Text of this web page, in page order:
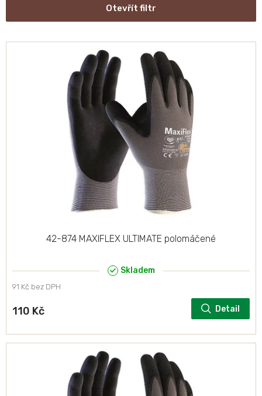
Otevřít filtr
V
42-874 MAXIFLEX ULTIMATE polomáčené
Skladem
91 Kč bez DPH
110 Kč Detail